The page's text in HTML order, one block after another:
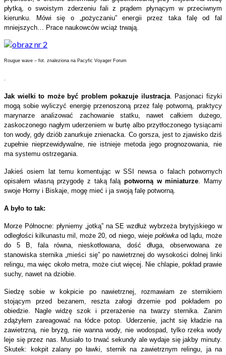
płytką, o swoistym zderzeniu fali z prądem płynącym w przeciwnym
kierunku. Mówi się o „pożyczaniu” energii przez taka falę od fal
mniejszych… Prace naukowców wciąż trwają.
Rougue wave – fot. znaleziona na Pacyfic Voyager Forum
Jak wielki to może być problem pokazuje ilustracja. Pasjonaci fizyki
mogą sobie wyliczyć energię przenoszoną przez falę potworną, praktycy
marynarze analizować zachowanie statku, nawet całkiem dużego,
zaskoczonego nagłym uderzeniem w burtę albo przytłoczonego tysiącami
ton wody, gdy dziób zanurkuje znienacka. Co gorsza, jest to zjawisko dziś
zupełnie nieprzewidywalne, nie istnieje metoda jego prognozowania, nie
ma systemu ostrzegania.
Jakieś osiem lat temu komentując w SSI newsa o falach potwornych
opisałem własną przygodę z taką falą potworną w miniaturze . Mamy
swoje Horny i Biskaje, mogę mieć i ja swoją falę potworną.
A było to tak:
Morze Północne: płyniemy „jotką” na SE wzdłuż wybrzeża brytyjskiego w
odległości kilkunastu mil, może 20, od niego, wieje połówkaod lądu, może
do 5 B, fala równa, nieskotłowana, dość długa, obserwowana ze
stanowiska sternika „mieści się” po nawietrznej do wysokości dolnej linki
relingu, ma więc około metra, może ciut więcej. Nie chlapie, pokład prawie
suchy, nawet na dziobie.
Siedzę sobie w kokpicie po nawietrznej, rozmawiam ze sternikiem
stojącym przed bezanem, reszta załogi drzemie pod pokładem po
obiedzie. Nagle widzę szok i przerażenie na twarzy sternika. Zanim
zdążyłem zareagować na łódce potop. Uderzenie, jacht się kładzie na
zawietrzną, nie bryzg, nie wanna wody, nie wodospad, tylko rzeka wody
leje się przez nas. Musiało to trwać sekundy ale wydaje się jakby minuty.
Skutek: kokpit zalany po ławki, sternik na zawietrznym relingu, ja na